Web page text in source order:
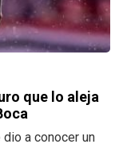
que lo aleja
a conocer un